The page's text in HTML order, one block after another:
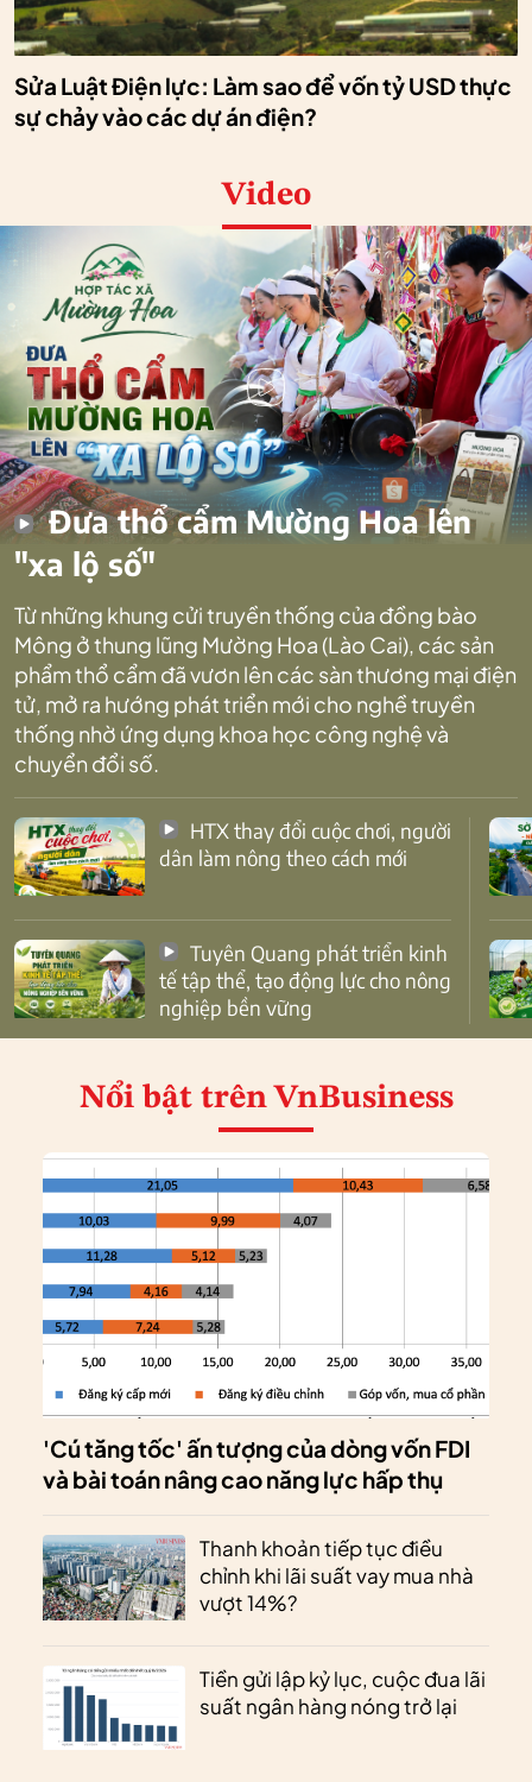
Sửa Luật Điện lực: Làm sao để vốn tỷ USD thực
sự chảy vào các dự án điện?
Video
Đưa thổ cẩm Mường Hoa lên
"xa lộ số"
Từ những khung cửi truyền thống của đồng bào
Mông ở thung lũng Mường Hoa (Lào Cai), các sản
phẩm thổ cẩm đã vươn lên các sàn thương mại điện
tử, mở ra hướng phát triển mới cho nghề truyền
thống nhờ ứng dụng khoa học công nghệ và
chuyển đổi số.
dân làm nông theo cách mới
tế tập thể, tạo động lực cho nông
nghiệp bền vững
Nổi bật trên VnBusiness
'Cú tăng tốc' ấn tượng của dòng vốn FDI
và bài toán nâng cao năng lực hấp thụ
Thanh khoản tiếp tục điều
chỉnh khi lãi suất vay mua nhà
vượt 14%?
Tiền gửi lập kỷ lục, cuộc đua lãi
suất ngân hàng nóng trở lại